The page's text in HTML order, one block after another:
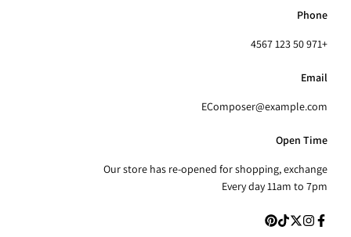
Phone
+971 50 123 4567
Email
EComposer@example.com
Open Time
Our store has re-opened for shopping, exchange
Every day 11am to 7pm